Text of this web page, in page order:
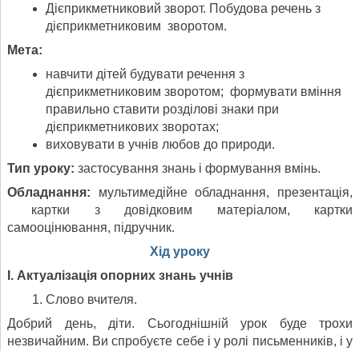
Дієприкметниковий зворот. Побудова речень з
дієприкметниковим зворотом.
Мета:
навчити дітей будувати речення з
дієприкметниковим зворотом; формувати вміння
правильно ставити розділові знаки при
дієприкметникових зворотах;
виховувати в учнів любов до природи.
Тип уроку: застосування знань і формування вмінь.
Обладнання: мультимедійне обладнання, презентація,
картки з довідковим матеріалом, картки
самооцінювання, підручник.
Хід уроку
І. Актуалізація опорних знань учнів
Слово вчителя.
Добрий день, діти. Сьогоднішній урок буде трохи
незвичайним. Ви спробуєте себе і у ролі письменників, і у